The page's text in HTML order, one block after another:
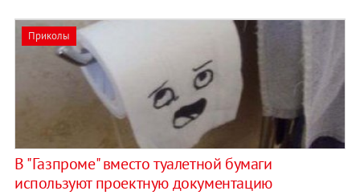
Приколы
В "Газпроме" вместо туалетной бумаги
используют проектную документацию